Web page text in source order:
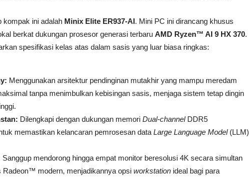
kompak ini adalah Minix Elite ER937-AI. Mini PC ini dirancang khusus
berkat dukungan prosesor generasi terbaru AMD Ryzen™ AI 9 HX 370.
spesifikasi kelas atas dalam sasis yang luar biasa ringkas:
Menggunakan arsitektur pendinginan mutakhir yang mampu meredam
tanpa menimbulkan kebisingan sasis, menjaga sistem tetap dingin
Dilengkapi dengan dukungan memori Dual-channelDDR5
memastikan kelancaran pemrosesan data Large Language Model(LLM)
Sanggup mendorong hingga empat monitor beresolusi 4K secara simultan
Radeon™ modern, menjadikannya opsi workstation ideal bagi para